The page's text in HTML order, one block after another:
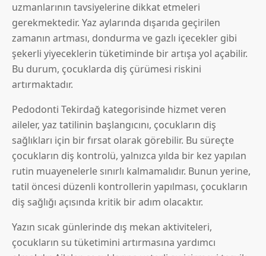
uzmanlarının tavsiyelerine dikkat etmeleri
gerekmektedir. Yaz aylarında dışarıda geçirilen
zamanın artması, dondurma ve gazlı içecekler gibi
şekerli yiyeceklerin tüketiminde bir artışa yol açabilir.
Bu durum, çocuklarda diş çürümesi riskini
artırmaktadır.
Pedodonti Tekirdağ kategorisinde hizmet veren
aileler, yaz tatilinin başlangıcını, çocukların diş
sağlıkları için bir fırsat olarak görebilir. Bu süreçte
çocukların diş kontrolü, yalnızca yılda bir kez yapılan
rutin muayenelerle sınırlı kalmamalıdır. Bunun yerine,
tatil öncesi düzenli kontrollerin yapılması, çocukların
diş sağlığı açısında kritik bir adım olacaktır.
Yazın sıcak günlerinde dış mekan aktiviteleri,
çocukların su tüketimini artırmasına yardımcı